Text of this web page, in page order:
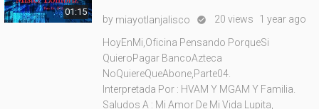
01:15
by miayotlanjalisco  20 views 1 year ago
HoyEnMi,Oficina Pensando PorqueSi
QuieroPagar BancoAzteca
NoQuiereQueAbone,Parte04.
Interpretada Por : HVAM Y MGAM Y Familia.
Saludos A : Mi Amor De Mi Vida Lupita,